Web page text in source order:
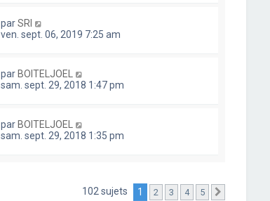
parSRI
ven. sept. 06, 2019 7:25 am
par BOITELJOEL
sam. sept. 29, 2018 1:47 pm
par BOITELJOEL
sam. sept. 29, 2018 1:35 pm
102 sujets 1 2 3 4 5